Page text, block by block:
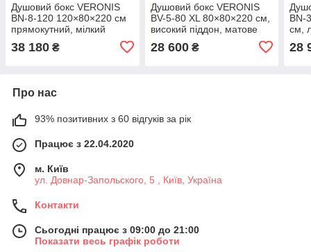
Душовий бокс VERONIS
BN-8-120 120×80×220 см
прямокутний, мілкий
38 180 ₴
Душовий бокс VERONIS
BV-5-80 XL 80×80×220 см,
високий піддон, матове
скло, сатиновий профіль,
Італія
28 600₴
BN-
см,
28
Про нас
93% позитивних з 60 відгуків за рік
Працює з 22.04.2020
м. Київ
ул. Довнар-Запольского, 5 , Київ, Україна
Контакти
Сьогодні працює з 09:00 до 21:00
Показати весь графік роботи